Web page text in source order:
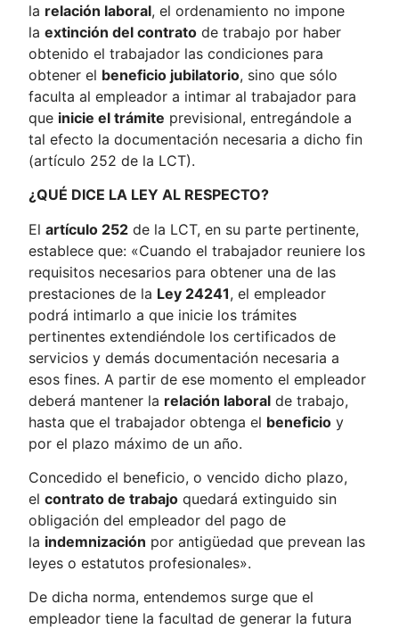
la relación laboral, el ordenamiento no impone
laextinción del contrato de trabajo por haber
obtenido el trabajador las condiciones para
obtener el beneficio jubilatorio, sino que sólo
faculta al empleador a intimar al trabajador para
que inicie el trámite previsional, entregándole a
tal efecto la documentación necesaria a dicho fin
(artículo 252 de la LCT).
¿QUÉ DICE LA LEY AL RESPECTO?
Elartículo 252 de la LCT, en su parte pertinente,
establece que: «Cuando el trabajador reuniere los
requisitos necesarios para obtener una de las
prestaciones de la Ley 24241, el empleador
podrá intimarlo a que inicie los trámites
pertinentes extendiéndole los certificados de
servicios y demás documentación necesaria a
esos fines. A partir de ese momento el empleador
deberá mantener la relación laboral de trabajo,
hasta que el trabajador obtenga el beneficio y
por el plazo máximo de un año.
Concedido el beneficio, o vencido dicho plazo,
elcontrato de trabajo quedará extinguido sin
obligación del empleador del pago de
la indemnización por antigüedad que prevean las
leyes o estatutos profesionales».
De dicha norma, entendemos surge que el
empleador tiene la facultad de generar la futura